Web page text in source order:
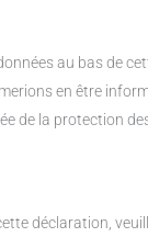
au bas de
en être
de la protection
déclaration,